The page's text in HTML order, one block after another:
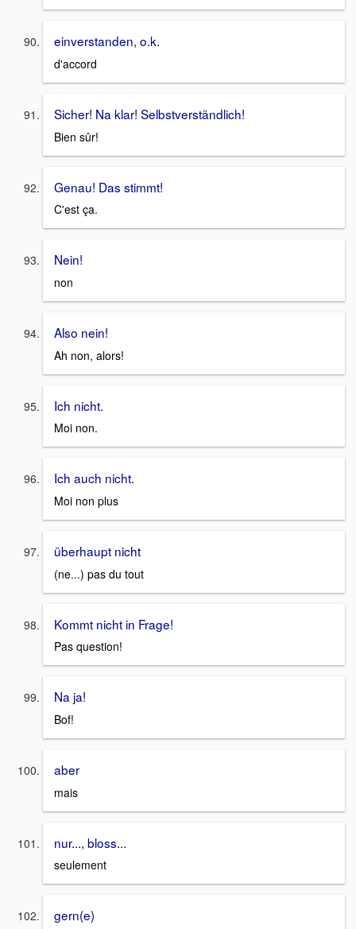
einverstanden, o.k.
d'accord
Sicher! Na klar! Selbstverständlich!
Bien sûr!
Genau! Das stimmt!
C'est ça.
Nein!
non
Also nein!
Ah non, alors!
Ich nicht.
Moi non.
Ich auch nicht.
Moi non plus
überhaupt nicht
(ne...) pas du tout
Kommt nicht in Frage!
Pas question!
Na ja!
Bof!
aber
mais
nur..., bloss...
seulement
gern(e)